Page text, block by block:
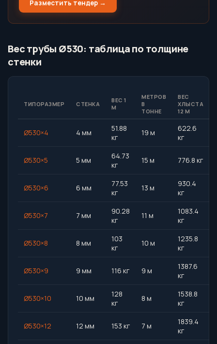
Разместить тендер →
Вес трубы Ø530: таблица по толщине
стенки
ТИПОРАЗМЕР СТЕНКА
ВЕС 1
М
МЕТРОВ
В
ТОННЕ
ВЕС
ХЛЫСТА
12 М
Ø530×4 4 мм
51.88
кг
19 м
622.6
кг
Ø530×5 5 мм
64.73
кг
15 м 776.8 кг
Ø530×6 6 мм
77.53
кг
13 м
930.4
кг
Ø530×7 7 мм
90.28
кг
11 м
1083.4
кг
Ø530×8 8 мм
103
кг
10 м
1235.8
кг
Ø530×9 9 мм 116 кг 9 м
1387.6
кг
Ø530×10 10 мм
128
кг
8 м
1538.8
кг
Ø530×12 12 мм 153 кг 7 м
1839.4
кг